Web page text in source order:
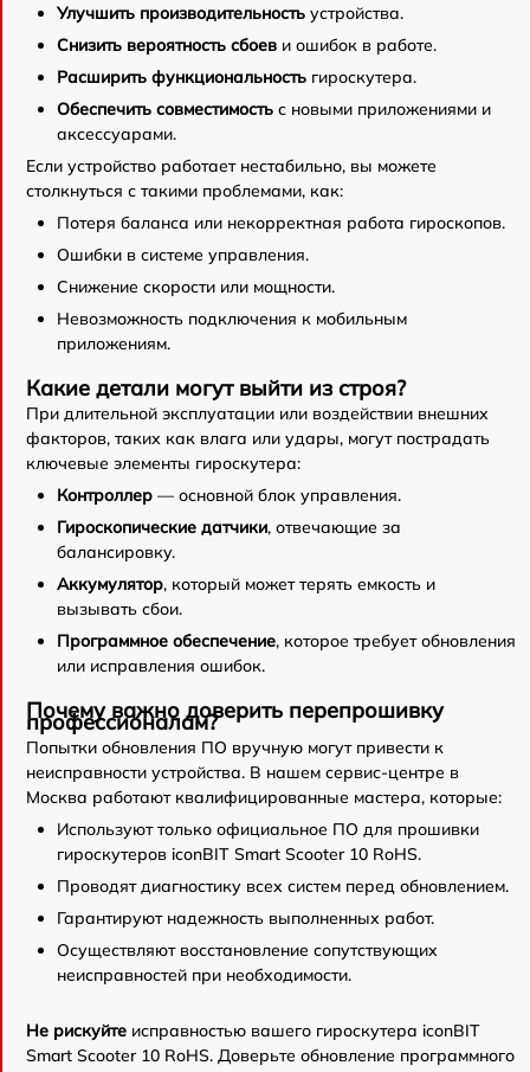
Улучшить производительность устройства.
Снизить вероятность сбоев и ошибок в работе.
Расширить функциональность гироскутера.
Обеспечить совместимость с новыми приложениями и
аксессуарами.
Если устройство работает нестабильно, вы можете
столкнуться с такими проблемами, как:
Потеря баланса или некорректная работа гироскопов.
Ошибки в системе управления.
Снижение скорости или мощности.
Невозможность подключения к мобильным
приложениям.
Какие детали могут выйти из строя?
При длительной эксплуатации или воздействии внешних
факторов, таких как влага или удары, могут пострадать
ключевые элементы гироскутера:
Контроллер — основной блок управления.
Гироскопические датчики, отвечающие за
балансировку.
Аккумулятор, который может терять емкость и
вызывать сбои.
Программное обеспечение, которое требует обновления
или исправления ошибок.
Почему важно доверить перепрошивку
профессионалам?
Попытки обновления ПО вручную могут привести к
неисправности устройства. В нашем сервис-центре в
Москва работают квалифицированные мастера, которые:
Используют только официальное ПО для прошивки
гироскутеров iconBIT Smart Scooter 10 RoHS.
Проводят диагностику всех систем перед обновлением.
Гарантируют надежность выполненных работ.
Осуществляют восстановление сопутствующих
неисправностей при необходимости.
Не рискуйте исправностью вашего гироскутера iconBIT
Smart Scooter 10 RoHS. Доверьте обновление программного